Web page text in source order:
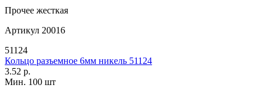
Прочее жесткая
Артикул 20016
51124
Кольцо разъемное 6мм никель 51124
3.52 р.
Мин. 100 шт